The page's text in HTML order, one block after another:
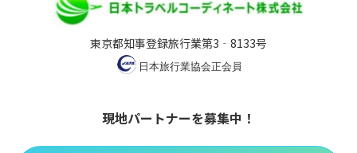
東京都知事登録旅行業第3‐8133号
現地パートナーを募集中！